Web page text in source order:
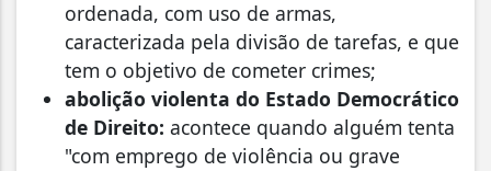
ordenada, com uso de armas,
caracterizada pela divisão de tarefas, e que
tem o objetivo de cometer crimes;
abolição violenta do Estado Democrático
de Direito: acontece quando alguém tenta
"com emprego de violência ou grave